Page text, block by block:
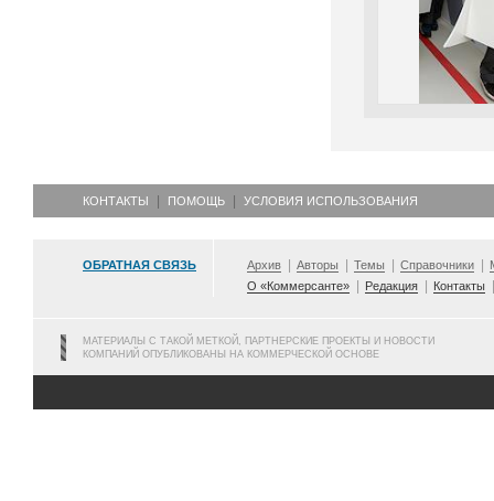
КОНТАКТЫ ПОМОЩЬ УСЛОВИЯ ИСПОЛЬЗОВАНИЯ
ОБРАТНАЯ СВЯЗЬ Архив Авторы Темы Справочники
О «Коммерсанте»
Редакция Контакты
МАТЕРИАЛЫ С ТАКОЙ МЕТКОЙ, ПАРТНЕРСКИЕ ПРОЕКТЫ И НОВОСТИ
КОМПАНИЙ ОПУБЛИКОВАНЫ НА КОММЕРЧЕСКОЙ ОСНОВЕ